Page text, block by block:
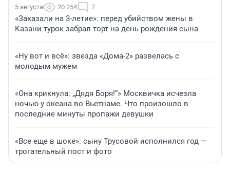
5 августа 20 254 7
«Заказали на 3-летие»: перед убийством жены в
Казани турок забрал торт на день рождения сына
«Ну вот и всё»: звезда «Дома-2» развелась с
молодым мужем
«Она крикнула: „Дядя Боря!“» Москвичка исчезла
ночью у океана во Вьетнаме. Что произошло в
последние минуты пропажи девушки
«Все еще в шоке»: сыну Трусовой исполнился год —
трогательный пост и фото